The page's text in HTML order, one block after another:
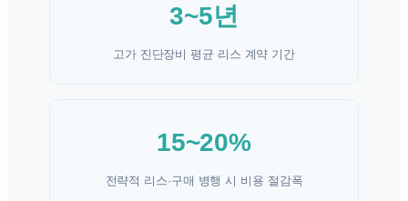
3~5년
고가 진단장비 평균 리스 계약 기간
15~20%
전략적 리스·구매 병행 시 비용 절감폭